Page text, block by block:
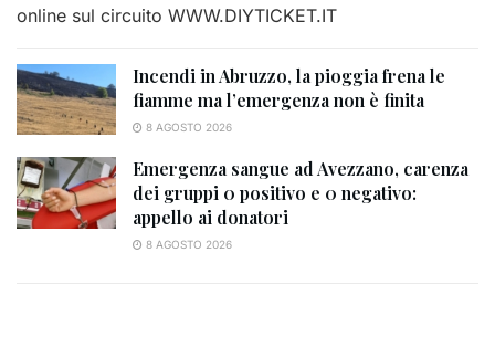
online sul circuito WWW.DIYTICKET.IT
Incendi in Abruzzo, la pioggia frena le
fiamme ma l’emergenza non è finita
8 AGOSTO 2026
Emergenza sangue ad Avezzano, carenza
dei gruppi 0 positivo e 0 negativo:
appello ai donatori
8 AGOSTO 2026